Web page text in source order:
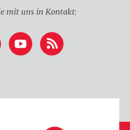
mit uns in Kontakt:
YouTube RSS